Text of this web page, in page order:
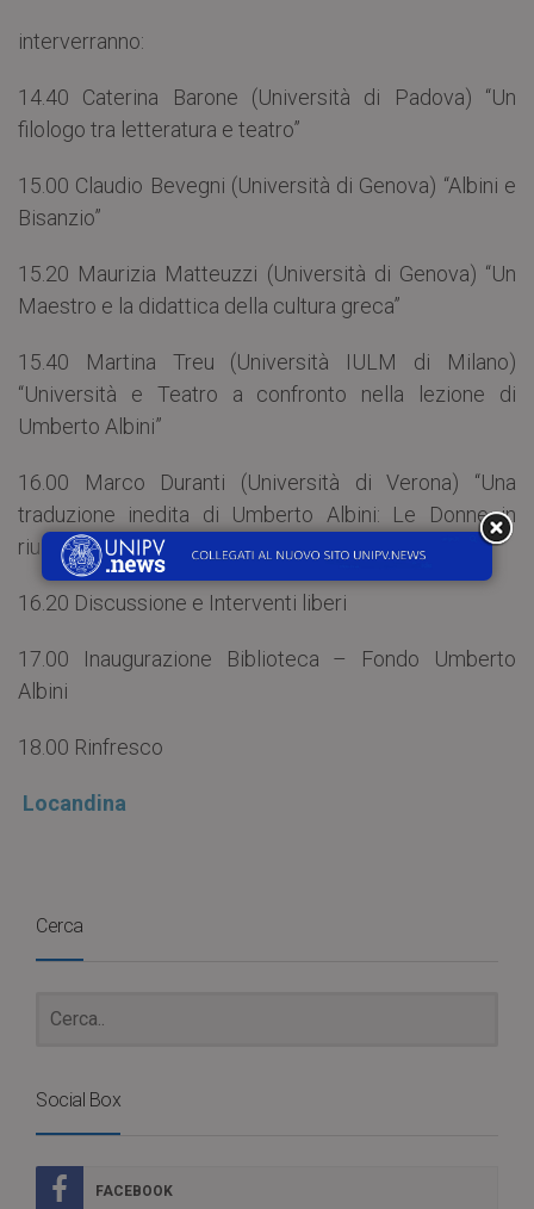
interverranno:
14.40 Caterina Barone (Università di Padova) “Un
filologo tra letteratura e teatro”
15.00 Claudio Bevegni (Università di Genova) “Albini e
Bisanzio”
15.20 Maurizia Matteuzzi (Università di Genova) “Un
Maestro e la didattica della cultura greca”
15.40 Martina Treu (Università IULM di Milano)
“Università e Teatro a confronto nella lezione di
Umberto Albini”
16.00 Marco Duranti (Università di Verona) “Una
traduzione inedita di Umberto Albini: Le Donne in
riunione di Aristofane”
16.20 Discussione e Interventi liberi
17.00 Inaugurazione Biblioteca – Fondo Umberto
Albini
18.00 Rinfresco
Locandina
Cerca
Social Box
FACEBOOK